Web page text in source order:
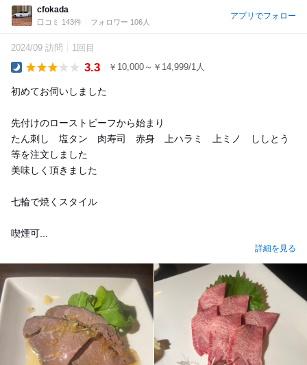
cfokada
口コミ 143件 フォロワー 106人
アプリでフォロー
2024/09 訪問 1回目
3.3 ￥10,000～￥14,999/1人
初めてお伺いしました
先付けのローストビーフから始まり
たん刺し 塩タン 肉寿司 赤身 上ハラミ 上ミノ ししとう
等を注文しました
美味しく頂きました
七輪で焼くスタイル
喫煙可...
詳細を見る